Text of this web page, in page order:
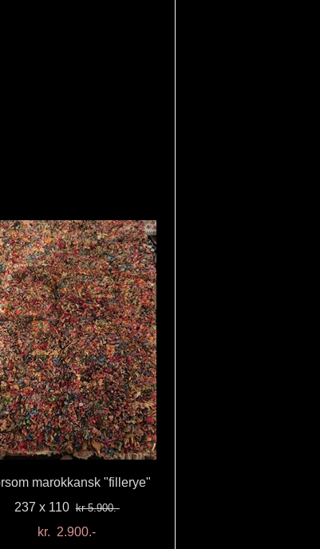
marokkansk "fillerye"
237 x 110 kr 5.900.-
kr. 2.900.-